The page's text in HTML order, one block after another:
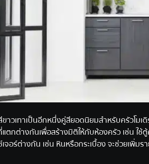
ขาวเทาเป็นอีกหนึ่งคู่สียอดนิยมสำหรับครัวโมเ
แตกต่างกันเพื่อสร้างมิติให้กับห้องครัว เช่น ใช้
เจอร์ต่างกัน เช่น หินหรือกระเบื้อง จะช่วยเพิ่ม